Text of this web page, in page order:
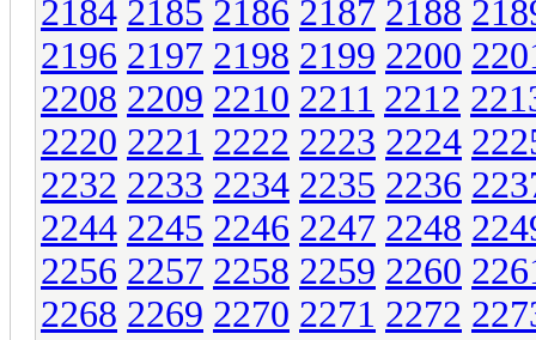
2184 2185 2186 2187 2188
2196 2197 2198 2199 2200
2208 2209 2210 2211 2212
2220 2221 2222 2223 2224
2232 2233 2234 2235 2236
2244 2245 2246 2247 2248
2256 2257 2258 2259 2260
2268 2269 2270 2271 2272